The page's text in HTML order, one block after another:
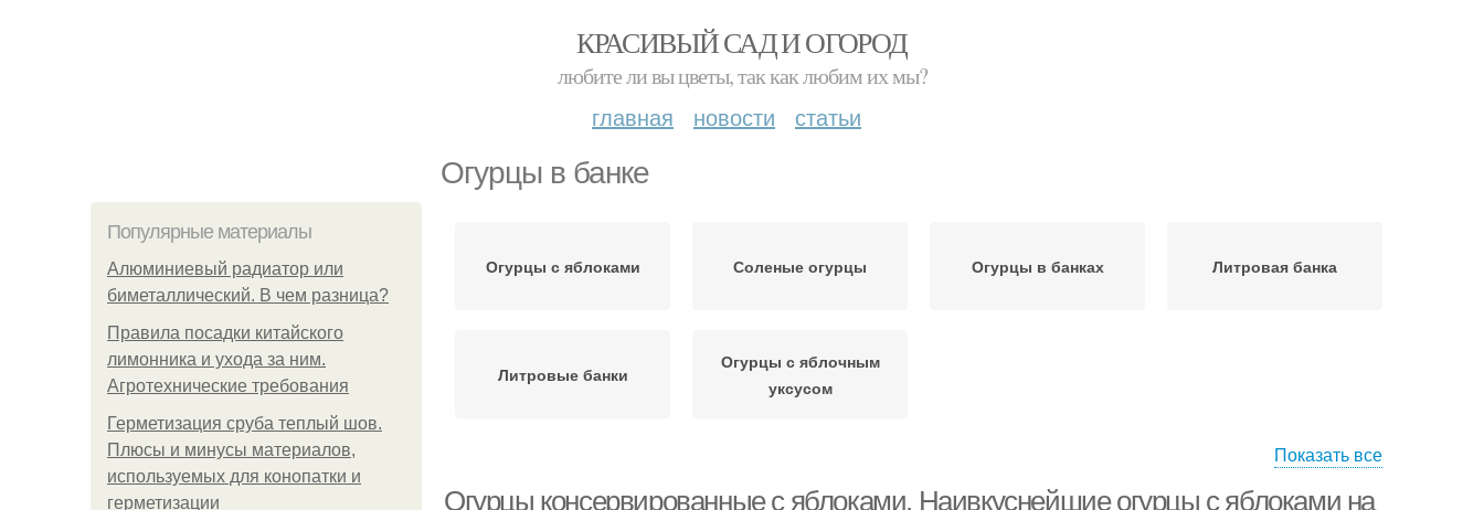
КРАСИВЫЙ САД И ОГОРОД
любите ли вы цветы, так как любим их мы?
главная новости статьи
Огурцы в банке
Популярные материалы
Алюминиевый радиатор или
биметаллический. В чем разница?
Правила посадки китайского
лимонника и ухода за ним.
Агротехнические требования
Герметизация сруба теплый шов.
Плюсы и минусы материалов,
используемых для конопатки и
герметизации
Огурцы с яблоками Соленые огурцы Огурцы в банках Литровая банка
Литровые банки
Огурцы с яблочным
уксусом
Показать все
Огурцы консервированные с яблоками. Наивкуснейшие огурцы с яблоками на